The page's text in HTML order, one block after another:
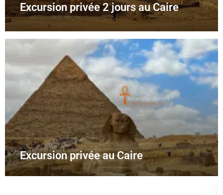
Excursion privée 2 jours au Caire
Excursion privée au Caire